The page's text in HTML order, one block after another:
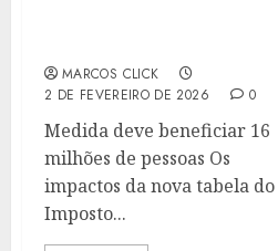
MARCOS CLICK
2 DE FEVEREIRO DE 2026
0
Medida deve beneficiar 16
milhões de pessoas Os
impactos da nova tabela do
Imposto...